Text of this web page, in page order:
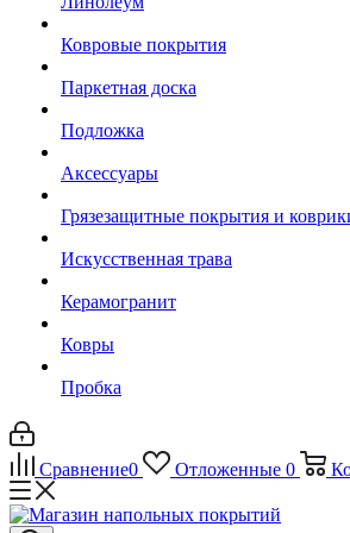
Ковровые покрытия
Паркетная доска
Подложка
Аксессуары
Грязезащитные покрытия и
Искусственная трава
Керамогранит
Ковры
Пробка
Сравнение0 Отложенные 0